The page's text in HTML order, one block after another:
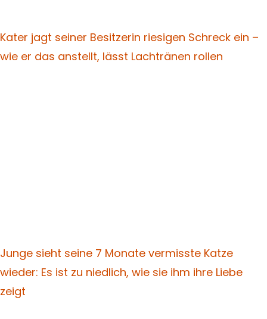
Kater jagt seiner Besitzerin riesigen Schreck ein –
wie er das anstellt, lässt Lachtränen rollen
Junge sieht seine 7 Monate vermisste Katze
wieder: Es ist zu niedlich, wie sie ihm ihre Liebe
zeigt